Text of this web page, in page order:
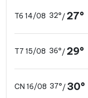
T6 14/08 32°/ 27°
T7 15/08 36°/ 29°
CN 16/08 37°/30°